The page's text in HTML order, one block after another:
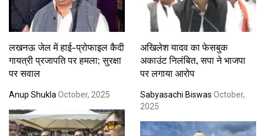
लखनऊ जेल में हाई-प्रोफाइल कैदी
गायत्री प्रजापति पर हमला; सुरक्षा
पर सवाल
Anup Shukla October, 2025
अखिलेश यादव का फेसबुक
अकाउंट निलंबित, सपा ने भाजपा
पर लगाया आरोप
Sabyasachi Biswas October,
2025